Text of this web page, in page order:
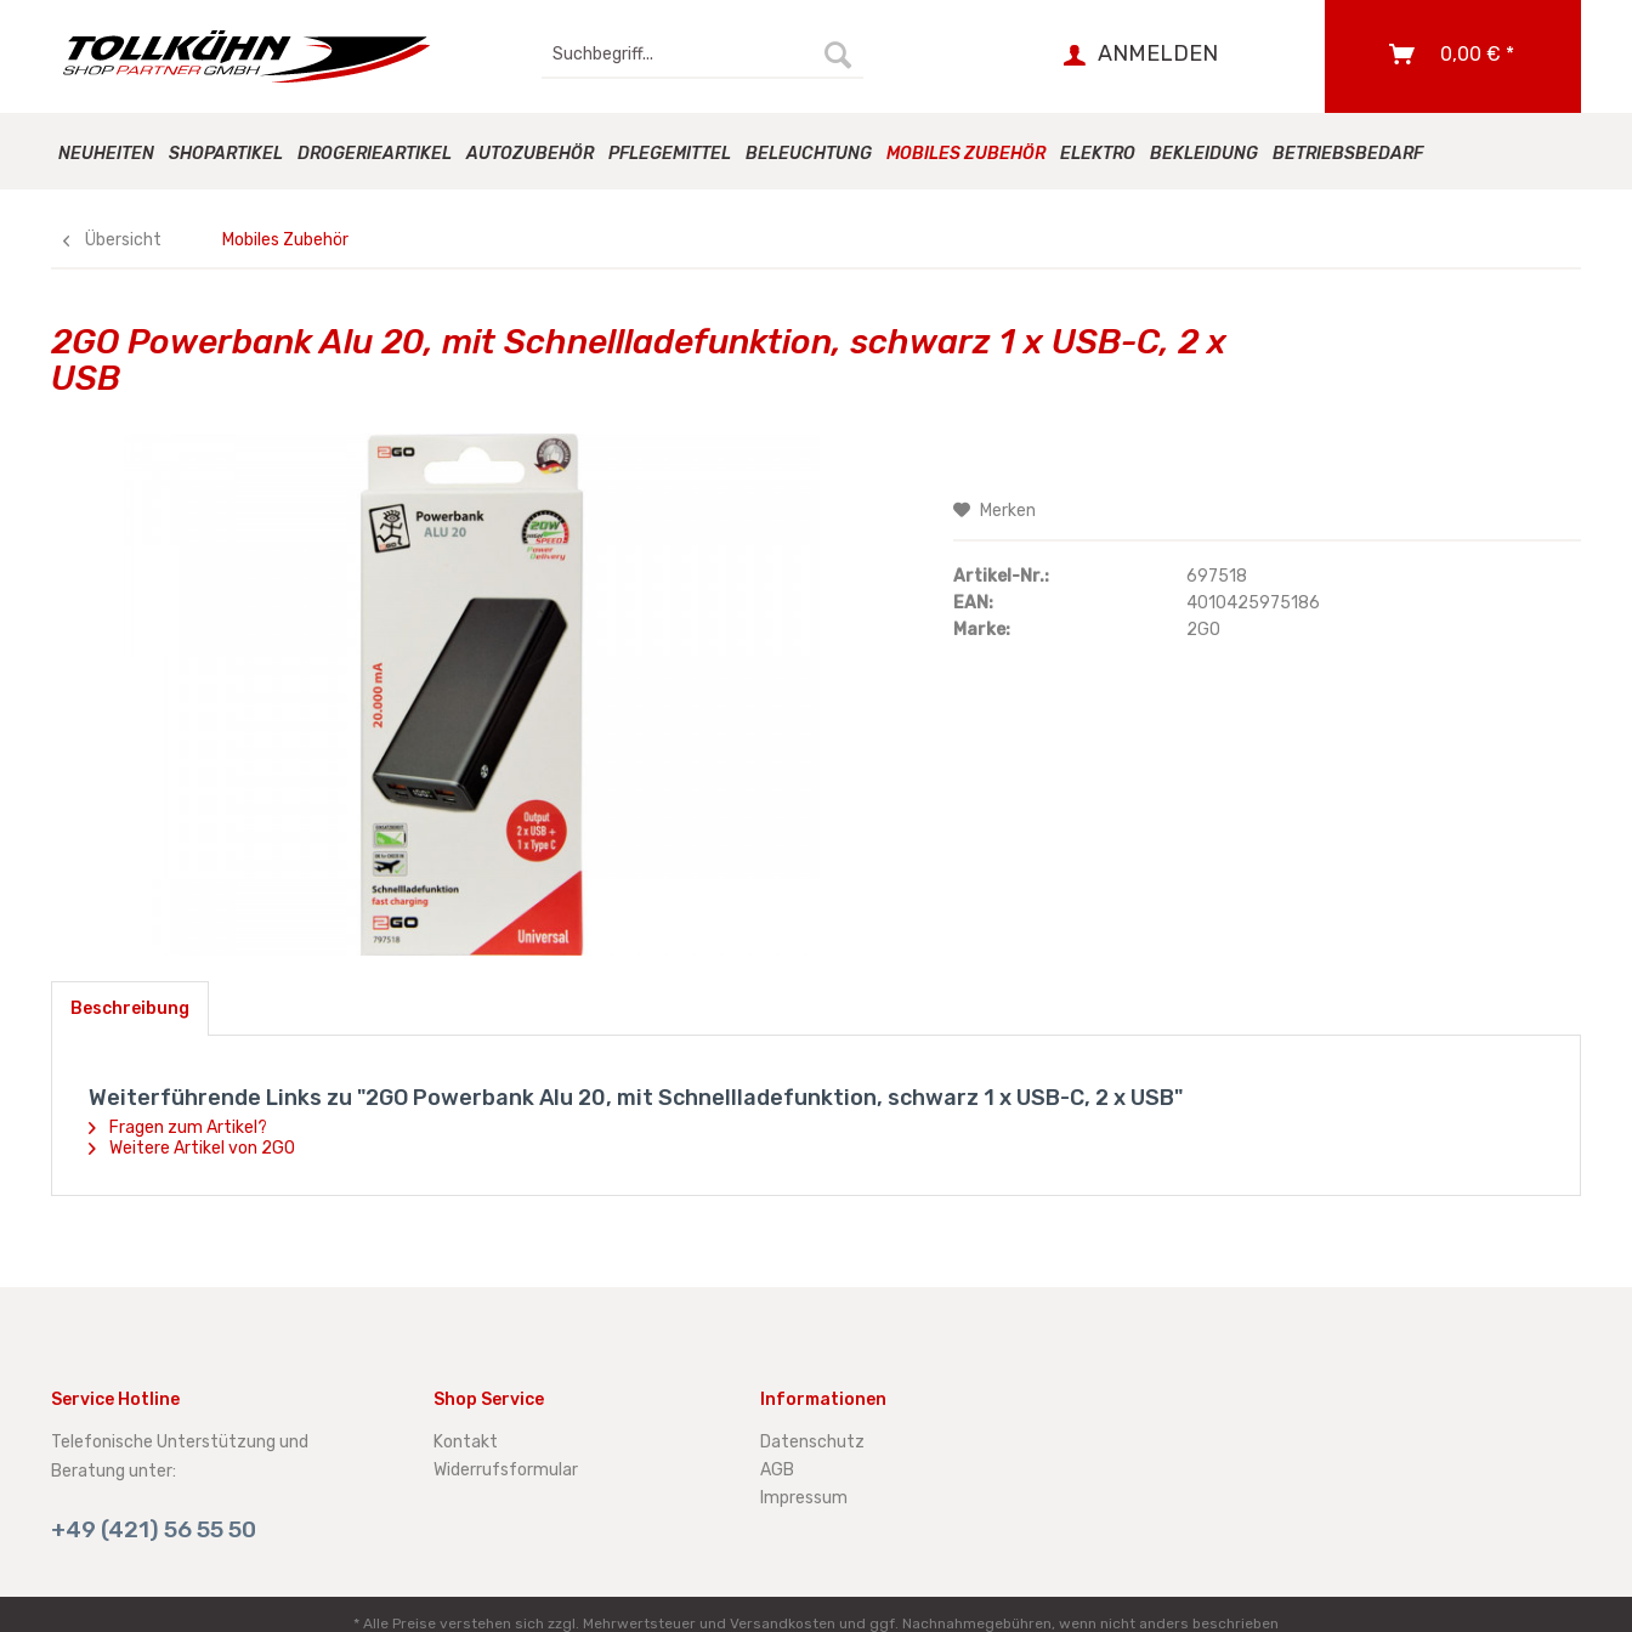
ANMELDEN 0,00 € *
NEUHEITEN SHOPARTIKEL DROGERIEARTIKEL AUTOZUBEHÖR PFLEGEMITTEL BELEUCHTUNG MOBILES ZUBEHÖR ELEKTRO BEKLEIDUNG BETRIEBSBEDARF
Übersicht Mobiles Zubehör
2GO Powerbank Alu 20, mit Schnellladefunktion, schwarz 1 x USB-C, 2 x
USB
Merken
Artikel-Nr.:
697518
EAN:
4010425975186
Marke:
2GO
Beschreibung
Weiterführende Links zu "2GO Powerbank Alu 20, mit Schnellladefunktion, schwarz 1 x USB-C, 2 x USB"
Fragen zum Artikel?
Weitere Artikel von 2GO
Service Hotline
Telefonische Unterstützung und
Beratung unter:
+49 (421) 56 55 50
Shop Service
Kontakt
Widerrufsformular
Informationen
Datenschutz
AGB
Impressum
* Alle Preise verstehen sich zzgl. Mehrwertsteuer und Versandkosten und ggf. Nachnahmegebühren, wenn nicht anders beschrieben